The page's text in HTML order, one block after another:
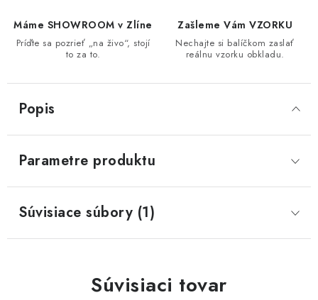
Máme SHOWROOM v Zlíne
Príďte sa pozrieť „na živo“, stojí
to za to.
Zašleme Vám VZORKU
Nechajte si balíčkom zaslať
reálnu vzorku obkladu.
Popis
Parametre produktu
Súvisiace súbory (1)
Súvisiaci tovar